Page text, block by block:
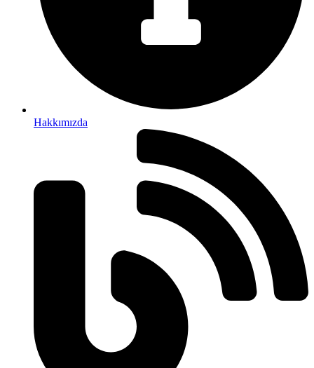
Hakkımızda